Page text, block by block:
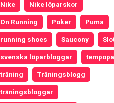
Nike Nike löparskor
On Running Poker Puma
running shoes Saucony
svenska löparbloggar
träning Träningsblogg
träningsbloggar